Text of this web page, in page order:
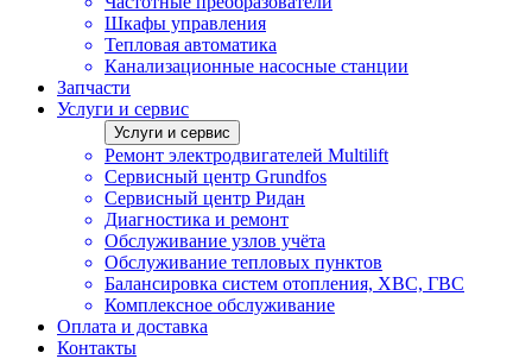
Шкафы управления
Тепловая автоматика
Канализационные насосные станции
Запчасти
Услуги и сервис
Услуги и сервис
Ремонт электродвигателей Multilift
Сервисный центр Grundfos
Сервисный центр Ридан
Диагностика и ремонт
Обслуживание узлов учёта
Обслуживание тепловых пунктов
Балансировка систем отопления, ХВС, ГВС
Комплексное обслуживание
Оплата и доставка
Контакты